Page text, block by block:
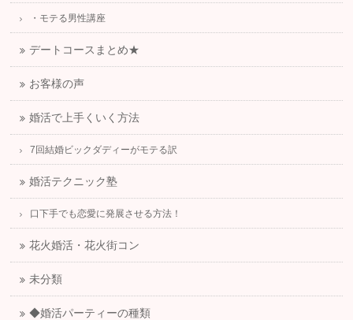
・モテる男性講座
デートコースまとめ★
お客様の声
婚活で上手くいく方法
7回結婚ビックダディーがモテる訳
婚活テクニック塾
口下手でも恋愛に発展させる方法！
花火婚活・花火街コン
未分類
◆婚活パーティーの種類